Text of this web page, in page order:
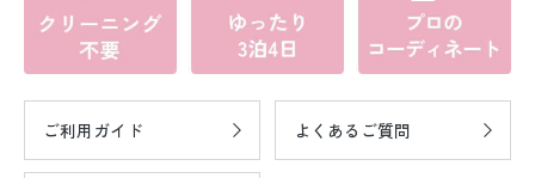
ご利用ガイド よくあるご質問